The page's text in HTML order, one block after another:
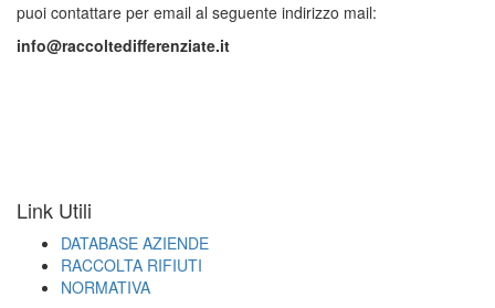
puoi contattare per email al seguente indirizzo mail:
info@raccoltedifferenziate.it
Link Utili
DATABASE AZIENDE
RACCOLTA RIFIUTI
NORMATIVA